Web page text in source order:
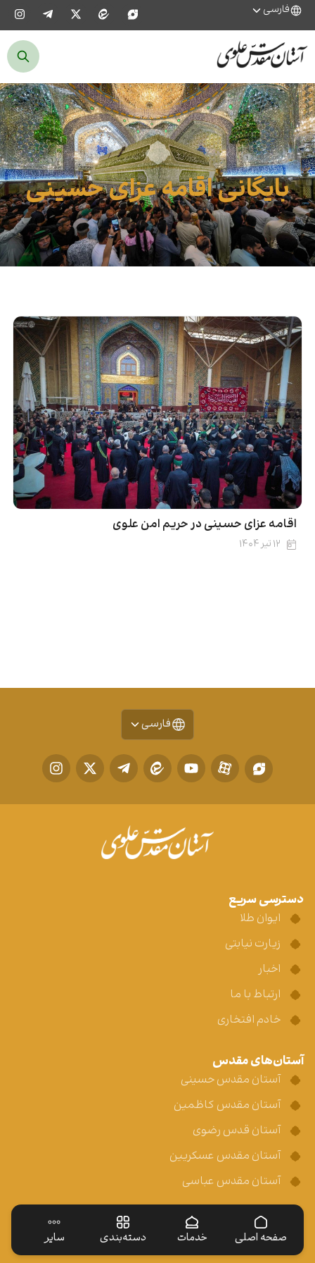
فارسی
صفحه اصلی خدمات دسته‌بندی سایر
بایگانی اقامه عزای حسینی
اقامه عزای حسینی در حریم امن علوی
۱۲ تیر ۱۴۰۴
فارسی
دسترسی سریع
ایوان طلا
زیارت نیابتی
اخبار
ارتباط با ما
خادم افتخاری
آستان‌های مقدس
آستان مقدس حسینی
آستان مقدس کاظمین
آستان قدس رضوی
آستان مقدس عسکریین
آستان مقدس عباسی